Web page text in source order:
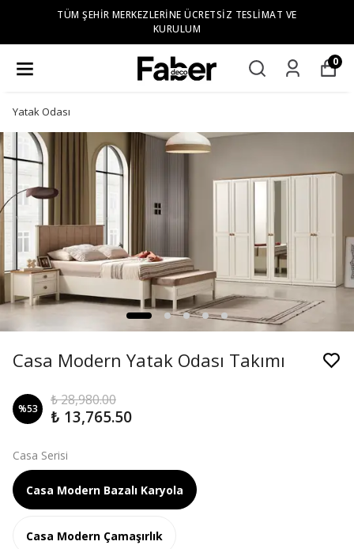
TÜM ŞEHIR MERKEZLERINE ÜCRETSIZ TESLIMAT VE
KURULUM
0
Yatak Odası
Casa Modern Yatak Odası Takımı
%53
₺ 28,980.00
₺ 13,765.50
Casa Serisi
Casa Modern Bazalı Karyola
Casa Modern Çamaşırlık